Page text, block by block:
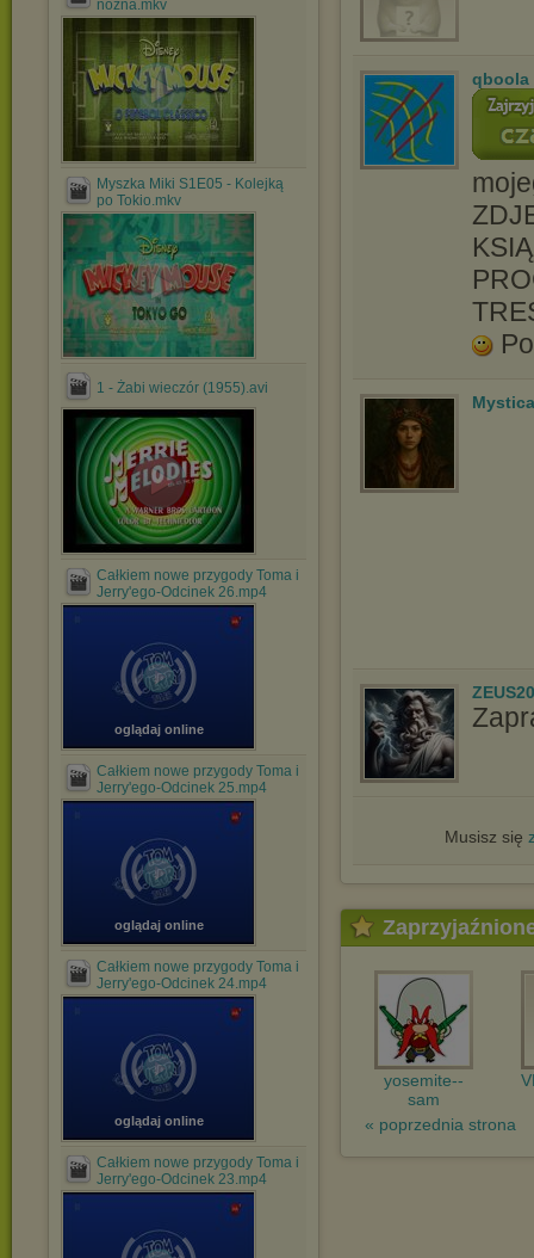
nożna.mkv
Myszka Miki S1E05 - Kolejką
po Tokio.mkv
1 - Żabi wieczór (1955).avi
Całkiem nowe przygody Toma i
Jerry'ego-Odcinek 26.mp4
oglądaj online
Całkiem nowe przygody Toma i
Jerry'ego-Odcinek 25.mp4
oglądaj online
Całkiem nowe przygody Toma i
Jerry'ego-Odcinek 24.mp4
oglądaj online
Całkiem nowe przygody Toma i
Jerry'ego-Odcinek 23.mp4
qboola
Musisz się
yosemite--
sam
« poprzednia strona